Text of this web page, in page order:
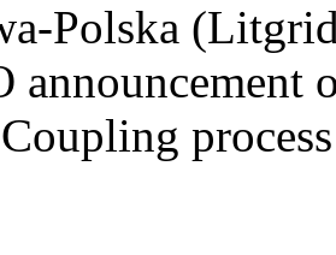
Polska
announcement